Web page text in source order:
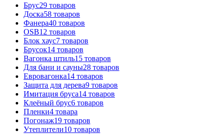
Брус29 товаров
Доска58 товаров
Фанера40 товаров
OSB12 товаров
Блок хаус7 товаров
Брусок14 товаров
Вагонка штиль15 товаров
Для бани и сауны28 товаров
Евровагонка14 товаров
Защита для дерева9 товаров
Имитация бруса14 товаров
Клеёный брус6 товаров
Пленки4 товара
Погонаж19 товаров
Утеплители10 товаров